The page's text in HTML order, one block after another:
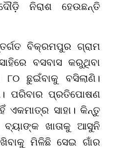
ନିରାଶ ହେଉଛନ୍ତି
ବିକ୍ରମପୁର ଗ୍ରାମ
ବସବାସ କରୁଥିବା
ଛୁଇଁବାକୁ ବସିଲାଣି।
ପରିବାର ପ୍ରତିପୋଷଣ
ଏକମାତ୍ର ସାହା। କିନ୍ତୁ
ଖାତାକୁ ଆସୁନି
ମିଳିଛି ସେଇ ଗାଁର